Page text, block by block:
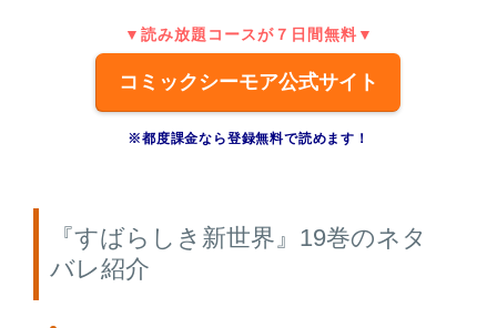
▼読み放題コースが７日間無料▼
コミックシーモア公式サイト
※都度課金なら登録無料で読めます！
『すばらしき新世界』19巻のネタ
バレ紹介